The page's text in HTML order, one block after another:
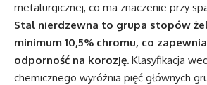
metalurgicznej, co ma znaczenie przy
Stal nierdzewna to grupa stopów
minimum 10,5% chromu, co
odporność na korozję. Klasyfikacja
chemicznego wyróżnia pięć głównych